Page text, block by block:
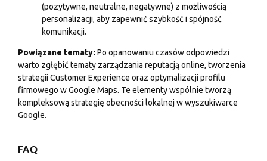
(pozytywne, neutralne, negatywne) z możliwością
personalizacji, aby zapewnić szybkość i spójność
komunikacji.
Powiązane tematy: Po opanowaniu czasów odpowiedzi
warto zgłębić tematy zarządzania reputacją online, tworzenia
strategii Customer Experience oraz optymalizacji profilu
firmowego w Google Maps. Te elementy wspólnie tworzą
kompleksową strategię obecności lokalnej w wyszukiwarce
Google.
FAQ